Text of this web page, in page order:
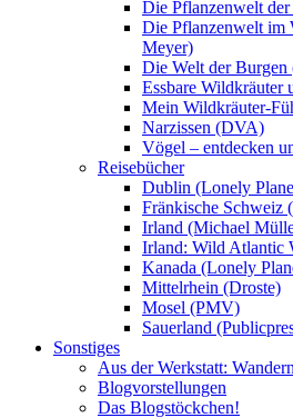
Die Pflanzenwelt
Die Pflanzenwelt im
Meyer)
Die Welt der
Essbare Wildkräuter
Mein Wildkräuter-
Narzissen (DVA)
Vögel – entdecken
Reisebücher
Dublin (Lonely
Fränkische Schweiz
Irland (Michael
Irland: Wild Atlantic
Kanada (Lonely
Mittelrhein (Droste)
Mosel (PMV)
Sauerland
Sonstiges
Aus der Werkstatt:
Blogvorstellungen
Das Blogstöckchen!